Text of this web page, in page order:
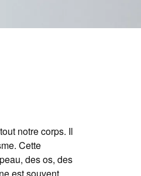
notre corps. Il
Cette
des os, des
est souvent